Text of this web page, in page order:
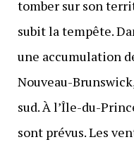
tomber sur son
subit la tempête.
une accumulation
Nouveau-
sud. À l’Île-du-
sont prévus. Les